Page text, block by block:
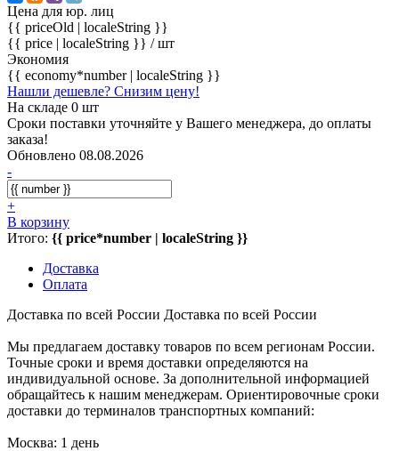
Цена для юр. лиц
{{ priceOld | localeString }}
{{ price | localeString }} / шт
Экономия
{{ economy*number | localeString }}
Нашли дешевле? Снизим цену!
На складе 0 шт
Сроки поставки уточняйте у Вашего менеджера, до оплаты
заказа!
Обновлено 08.08.2026
-
+
В корзину
Итого: {{ price*number | localeString }}
Доставка
Оплата
Доставка по всей России Доставка по всей России
Мы предлагаем доставку товаров по всем регионам России.
Точные сроки и время доставки определяются на
индивидуальной основе. За дополнительной информацией
обращайтесь к нашим менеджерам. Ориентировочные сроки
доставки до терминалов транспортных компаний:
Москва: 1 день